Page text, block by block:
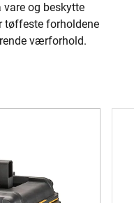
og beskytte
tøffeste forholdene
værforhold.